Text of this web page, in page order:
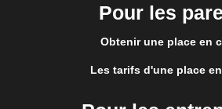
Pour les
Obtenir une place en
Les tarifs d'une place